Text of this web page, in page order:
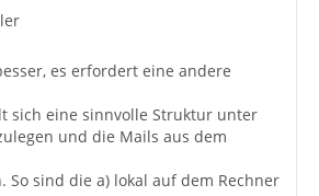
es erfordert eine andere
sich eine sinnvolle Struktur unter
und die Mails aus dem
So sind die a) lokal auf dem Rechner